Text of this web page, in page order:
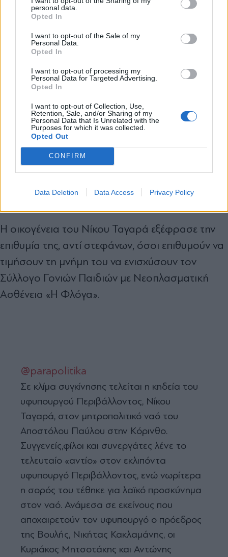
personal data.
Opted In
I want to opt-out of the Sale of my
Personal Data.
Opted In
I want to opt-out of processing my
Personal Data for Targeted Advertising.
Opted In
I want to opt-out of Collection, Use,
Retention, Sale, and/or Sharing of my
Personal Data that Is Unrelated with the
Purposes for which it was collected.
Opted Out
CONFIRM
Data Deletion Data Access Privacy Policy
νομάρχης, ενώ υπήρξε επιφανές μέλος της
επιστημονικής κοινότητας των μηχανικών.
Ο Νίκος Ταγαράς υπενθυμίζεται ότι έφυγε από
τη ζωή την Παρασκευή, σε ηλικία 70 ετών, έπειτα
Διετέλεσε υφυπουργός Περιβάλλοντος και
Ενέργειας στην κυβέρνηση του Κυριάκου
Μητσοτάκη από τις 5 Αυγούστου 2020 έως τον
θάνατό του, ενώ διετέλεσε επίσης αναπληρωτής
κυβέρνηση του Αντώνη Σαμαρά.
Η οικογένεια του Νίκου Ταγαρά εξέφρασε την
επιθυμία της, αντί στεφάνων, όσοι επιθυμούν να
τιμήσουν τη μνήμη του να ενισχύσουν τον
Σύλλογο Γονιών Παιδιών με Νεοπλασματική
Ασθένεια «Η Φλόγα».
@parapolitika
Σε κλίμα συγκίνησης τελείται η κηδεία του
υφυπουργού Περιβάλλοντος, Νίκου
Ταγαρά, στον μητροπολιτικό ναό του
Αποστόλου Παύλου στην Κόρινθο.
Συγγενείς,φίλοι και συνεργάτες λένε το
τελευταίο «αντίο» στον εκλιπόντα
υφυπουργό Περιβάλλοντος, ενώ νωρίτερα
η σορός του τέθηκε για λαϊκό προσκύνημα
στον ναό. Ανάμεσα σε εκείνους που
αποχαιρετούν τον υφυπουργό ο πρόεδρος
της Βουλής, Νικήτας Κακλαμάνης, οι
Κυριάκος Μητσοτάκης και Αντώνης
Αποδέχομαι τους
και την πολιτική απορρήτου
X